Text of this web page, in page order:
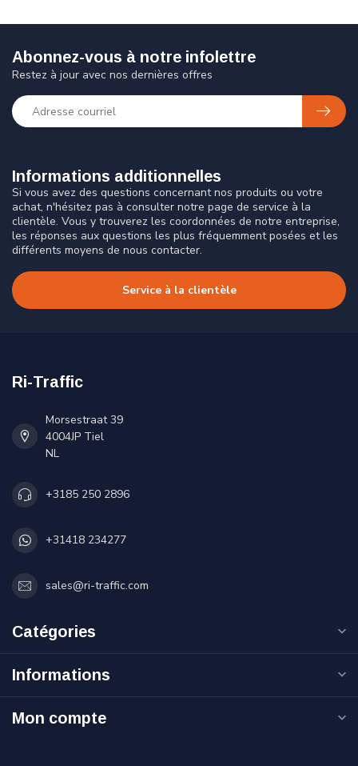
Informations additionnelles
Si vous avez des questions concernant nos produits ou votre
achat, n'hésitez pas à consulter notre page de service à la
clientèle. Vous y trouverez les coordonnées de notre entreprise,
les réponses aux questions les plus fréquemment posées et les
différents moyens de nous contacter.
Service à la clientèle
Abonnez-vous à notre infolettre
Restez à jour avec nos dernières offres
Ri-Traffic
Morsestraat 39
4004JP Tiel
NL
+3185 250 2896
+31418 234277
sales@ri-traffic.com
Catégories
Informations
Mon compte